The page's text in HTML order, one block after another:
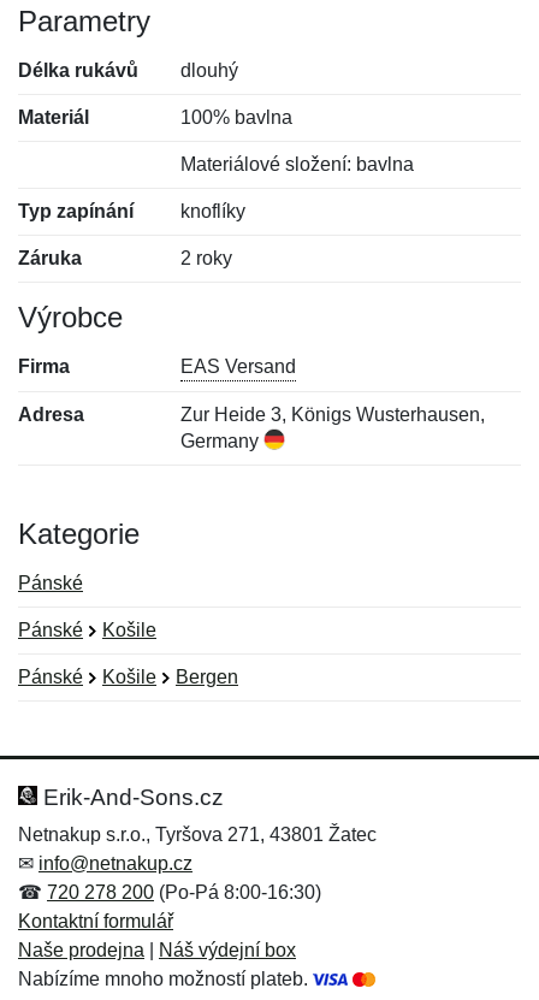
Parametry
Délka rukávů dlouhý
Materiál 100% bavlna
Materiálové složení: bavlna
Typ zapínání knoflíky
Záruka 2 roky
Výrobce
Firma EAS Versand
Adresa
Zur Heide 3, Königs Wusterhausen,
Germany
Kategorie
Pánské
Pánské Košile
Pánské Košile Bergen
Hodnocení:
Jméno: *
Jméno:
E-mail:*
Erik-And-Sons.cz
Netnakup s.r.o., Tyršova 271, 43801 Žatec
✉ info@netnakup.cz
☎ 720 278 200 (Po-Pá 8:00-16:30)
Kontaktní formulář
Naše prodejna
Náš výdejní box
Nabízíme mnoho možností plateb.